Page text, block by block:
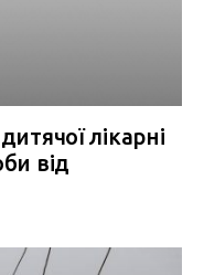
лікарні
від